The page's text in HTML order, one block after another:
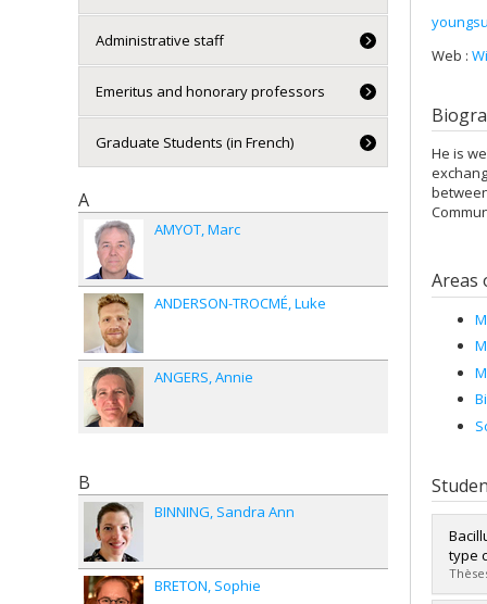
Web :
He is
Areas
type
Administrative staff
Emeritus and honorary professors
Graduate Students (in French)
A
AMYOT Marc
ANDERSON-TROCMÉ Luke
ANGERS Annie
B
BINNING Sandra Ann
BRETON Sophie